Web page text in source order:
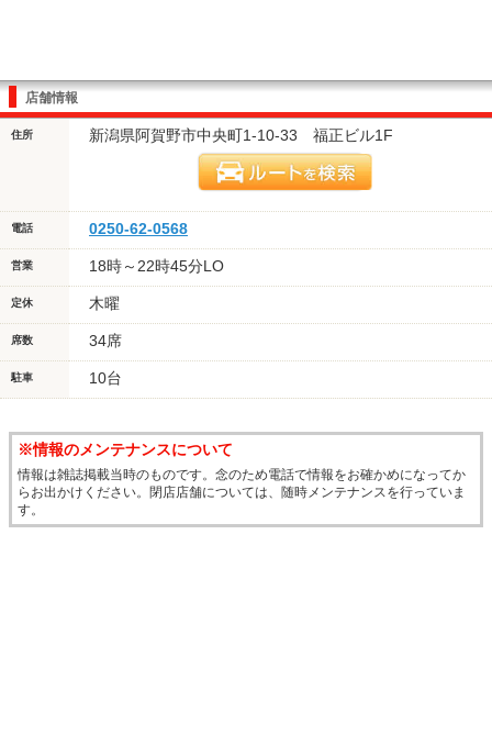
店舗情報
住所 新潟県阿賀野市中央町1-10-33 福正ビル1F
電話 0250-62-0568
営業 18時～22時45分LO
定休 木曜
席数 34席
駐車 10台
※情報のメンテナンスについて
情報は雑誌掲載当時のものです。念のため電話で情報をお確かめになってか
らお出かけください。閉店店舗については、随時メンテナンスを行っていま
す。